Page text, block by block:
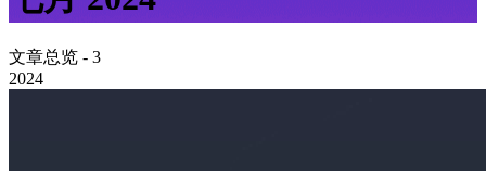
文章总览 - 3
2024